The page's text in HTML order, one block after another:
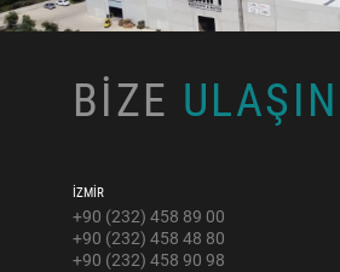
BİZE ULAŞIN
İZMİR
+90 (232) 458 89 00
+90 (232) 458 48 80
+90 (232) 458 90 98